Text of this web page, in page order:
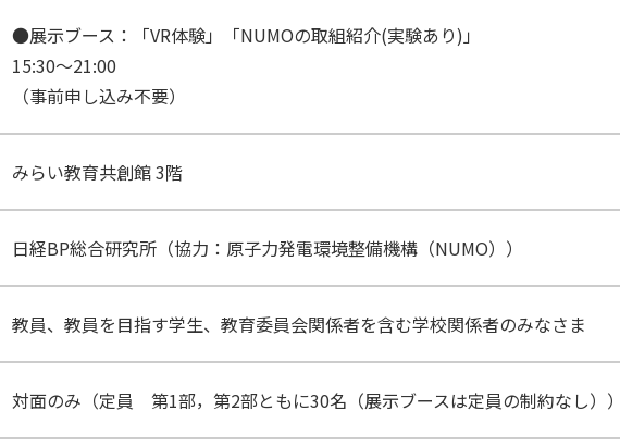
●展示ブース：「VR体験」「NUMOの取組紹介(実験あり)」
15:30～21:00
（事前申し込み不要）
みらい教育共創館 3階
日経BP総合研究所（協力：原子力発電環境整備機構（NUMO））
教員、教員を目指す学生、教育委員会関係者を含む学校関係者のみなさま
対面のみ（定員 第1部，第2部ともに30名（展示ブースは定員の制約なし））